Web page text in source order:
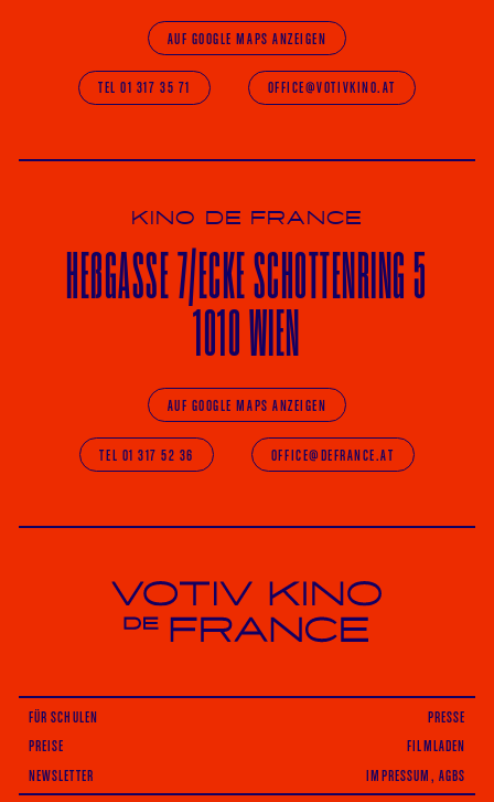
AUF GOOGLE MAPS ANZEIGEN
TEL 01 317 35 71 OFFICE@VOTIVKINO.AT
KINO DE FRANCE
HEßGASSE 7/ECKESCHOTTENRING 5
1010 WIEN
AUF GOOGLE MAPS ANZEIGEN
TEL 01 317 52 36 OFFICE@DEFRANCE.AT
Votiv Kino und Kino De France in Wien
FÜR SCHULEN
PRESSE
PREISE
FILMLADEN
NEWSLETTER
IMPRESSUM, AGBS